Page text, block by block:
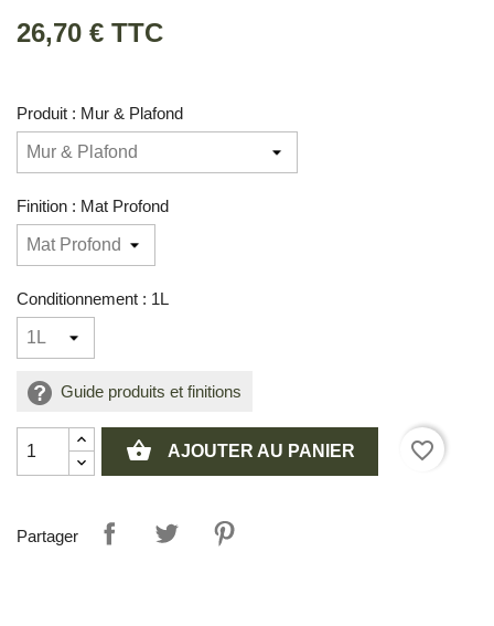
26,70 € TTC
Produit : Mur & Plafond
Finition : Mat Profond
Conditionnement : 1L
Guide produits et finitions
shopping_basket AJOUTER AU PANIER favorite_border
Partager